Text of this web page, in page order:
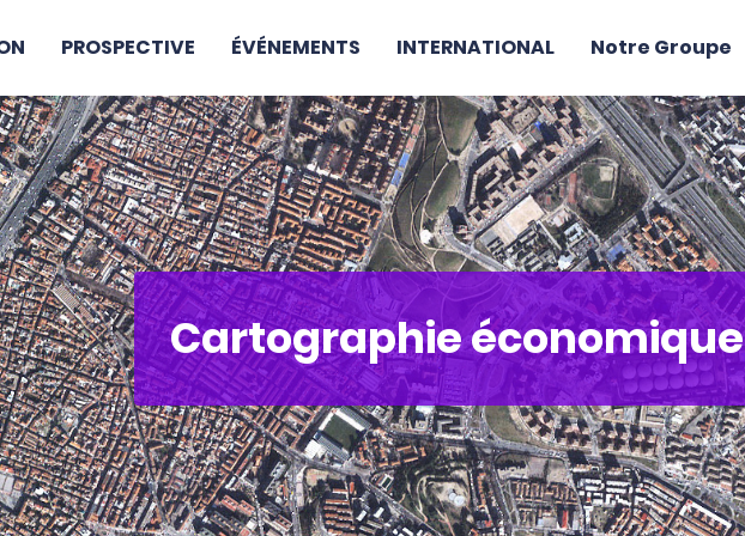
PROSPECTIVE ÉVÉNEMENTS INTERNATIONAL Notre Groupe
Cartographie économique